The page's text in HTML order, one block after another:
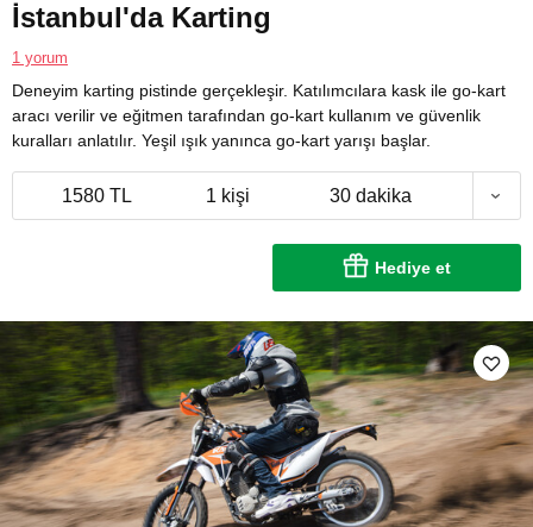
İstanbul'da Karting
1 yorum
Deneyim karting pistinde gerçekleşir. Katılımcılara kask ile go-kart
aracı verilir ve eğitmen tarafından go-kart kullanım ve güvenlik
kuralları anlatılır. Yeşil ışık yanınca go-kart yarışı başlar.
1580 TL 1 kişi 30 dakika
Hediye et